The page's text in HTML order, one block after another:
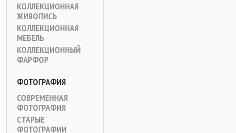
КОЛЛЕКЦИОННАЯ
ЖИВОПИСЬ
КОЛЛЕКЦИОННАЯ
МЕБЕЛЬ
КОЛЛЕКЦИОННЫЙ
ФАРФОР
ФОТОГРАФИЯ
СОВРЕМЕННАЯ
ФОТОГРАФИЯ
СТАРЫЕ
ФОТОГРАФИИ